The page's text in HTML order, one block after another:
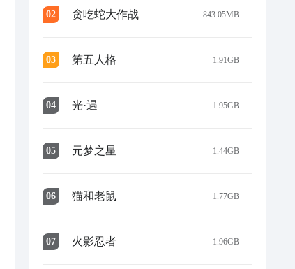
02 贪吃蛇大作战 843.05MB
03 第五人格 1.91GB
04 光·遇 1.95GB
05 元梦之星 1.44GB
06 猫和老鼠 1.77GB
07 火影忍者 1.96GB